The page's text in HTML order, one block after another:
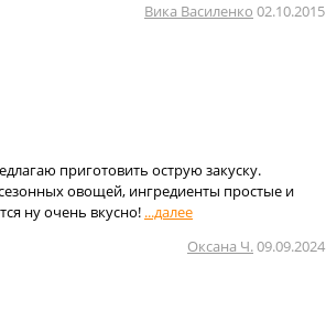
Вика Василенко 02.10.2015
приготовить острую закуску.
сезонных овощей, ингредиенты простые и
ну очень вкусно!
Оксана Ч.09.09.2024